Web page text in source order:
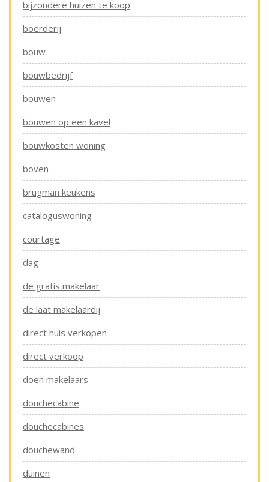
bijzondere huizen te koop
boerderij
bouw
bouwbedrijf
bouwen
bouwen op een kavel
bouwkosten woning
boven
brugman keukens
cataloguswoning
courtage
dag
de gratis makelaar
de laat makelaardij
direct huis verkopen
direct verkoop
doen makelaars
douchecabine
douchecabines
douchewand
duinen